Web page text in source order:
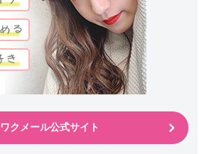
クメール公式サイト